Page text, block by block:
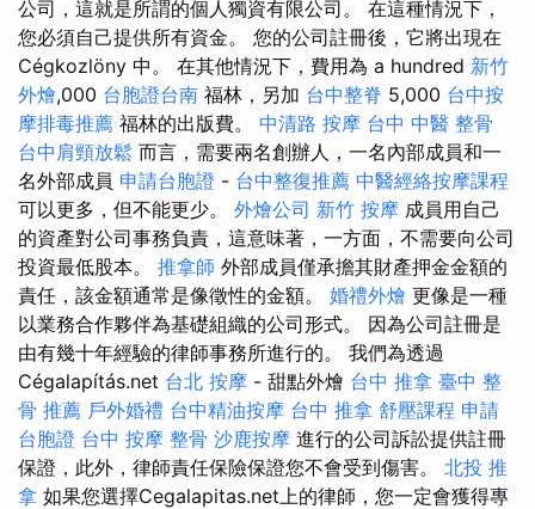
公司，這就是所謂的個人獨資有限公司。 在這種情況下，
您必須自己提供所有資金。 您的公司註冊後，它將出現在
Cégkozlöny 中。 在其他情況下，費用為 a hundred 新竹
外燴,000 台胞證台南 福林，另加 台中整脊 5,000 台中按
摩排毒推薦 福林的出版費。 中清路 按摩 台中 中醫 整骨
台中肩頸放鬆 而言，需要兩名創辦人，一名內部成員和一
名外部成員 申請台胞證 - 台中整復推薦 中醫經絡按摩課程
可以更多，但不能更少。 外燴公司 新竹 按摩 成員用自己
的資產對公司事務負責，這意味著，一方面，不需要向公司
投資最低股本。 推拿師 外部成員僅承擔其財產押金金額的
責任，該金額通常是像徵性的金額。 婚禮外燴 更像是一種
以業務合作夥伴為基礎組織的公司形式。 因為公司註冊是
由有幾十年經驗的律師事務所進行的。 我們為透過
Cégalapítás.net 台北 按摩 - 甜點外燴 台中 推拿 臺中 整
骨 推薦 戶外婚禮 台中精油按摩 台中 推拿 舒壓課程 申請
台胞證 台中 按摩 整骨 沙鹿按摩 進行的公司訴訟提供註冊
保證，此外，律師責任保險保證您不會受到傷害。 北投 推
拿 如果您選擇Cegalapitas.net上的律師，您一定會獲得專